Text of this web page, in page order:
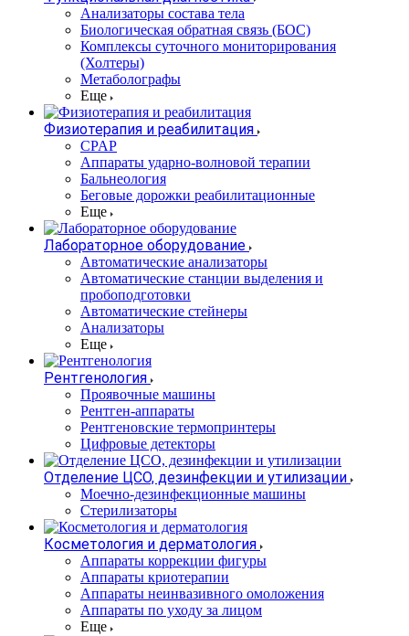
Анализаторы состава тела
Биологическая обратная связь (БОС)
Комплексы суточного мониторирования
(Холтеры)
Метаболографы
Еще
Физиотерапия и реабилитация
CPAP
Аппараты ударно-волновой терапии
Бальнеология
Беговые дорожки реабилитационные
Еще
Лабораторное оборудование
Автоматические анализаторы
Автоматические станции выделения и
пробоподготовки
Автоматические стейнеры
Анализаторы
Еще
Рентгенология
Проявочные машины
Рентген-аппараты
Рентгеновские термопринтеры
Цифровые детекторы
Отделение ЦСО, дезинфекции и утилизации
Моечно-дезинфекционные машины
Стерилизаторы
Косметология и дерматология
Аппараты коррекции фигуры
Аппараты криотерапии
Аппараты неинвазивного омоложения
Аппараты по уходу за лицом
Еще